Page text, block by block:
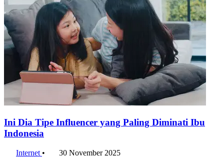
Ini Dia Tipe Influencer yang Paling Diminati Ibu